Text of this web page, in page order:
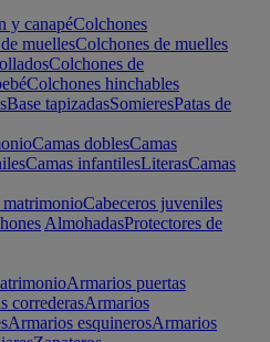
y canapéColchones
muellesColchones de muelles
Colchones de
Colchones hinchables
Base tapizadasSomieresPatas de
Camas doblesCamas
Camas infantilesLiterasCamas
matrimonioCabeceros juveniles
AlmohadasProtectores de
Armarios puertas
correderasArmarios
Armarios esquinerosArmarios